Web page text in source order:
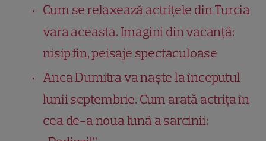
Cum se relaxează actrițele din Turcia
vara aceasta. Imagini din vacanță:
nisip fin, peisaje spectaculoase
Anca Dumitra va naște la începutul
lunii septembrie. Cum arată actrița în
cea de-a noua lună a sarcinii: